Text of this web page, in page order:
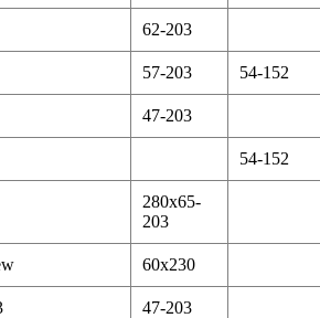
62-203
57-203 54-152
47-203
54-152
280x65-
203
60x230
47-203